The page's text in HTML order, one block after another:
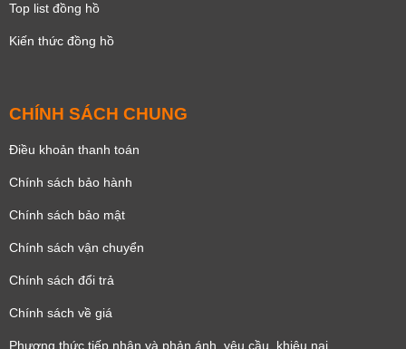
Top list đồng hồ
Kiến thức đồng hồ
CHÍNH SÁCH CHUNG
Điều khoản thanh toán
Chính sách bảo hành
Chính sách bảo mật
Chính sách vận chuyển
Chính sách đổi trả
Chính sách về giá
Phương thức tiếp nhận và phản ánh, yêu cầu, khiêu nại